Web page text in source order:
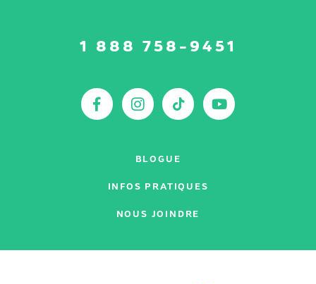
1 888 758-9451
Facebook
Instagram
TikTok
BLOGUE
INFOS PRATIQUES
NOUS JOINDRE